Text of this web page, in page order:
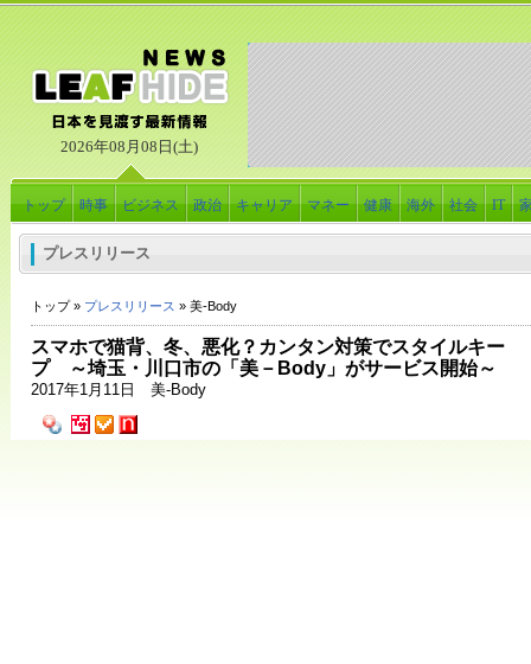
2026年08月08日(土)
トップ 時事 ビジネス 政治 キャリア マネー 健康 海外 社会 IT
プレスリリース
トップ » プレスリリース » 美-Body
スマホで猫背、冬、悪化？カンタン対策でスタイルキー
プ ～埼玉・川口市の「美－Body」がサービス開始～
2017年1月11日 美-Body